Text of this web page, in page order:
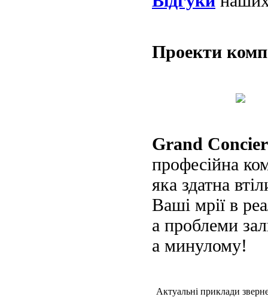
Проекти
Grand
професійна
яка здатна
Ваші мрії в
а проблеми
а минулому!
Актуальні приклади